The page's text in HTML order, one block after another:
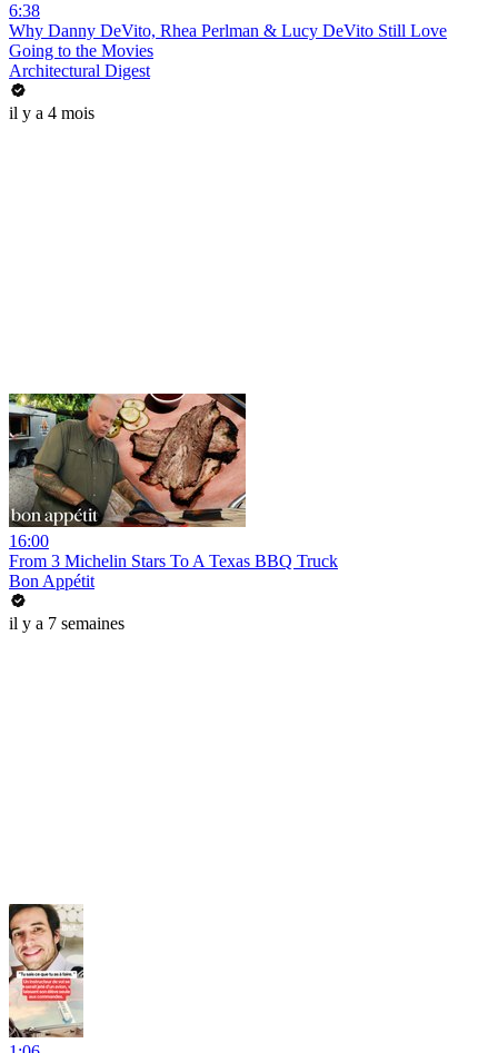
6:38
Why Danny DeVito, Rhea Perlman & Lucy DeVito Still Love
Going to the Movies
Architectural Digest
il y a 4 mois
16:00
From 3 Michelin Stars To A Texas BBQ Truck
Bon Appétit
il y a 7 semaines